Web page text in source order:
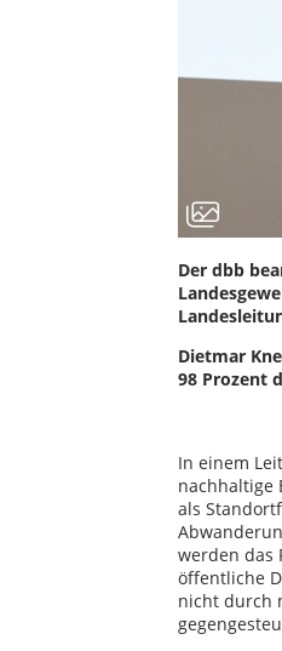
Der dbb
Dietmar
98 Prozent
In einem
nachhaltige
als
werden das
öffentliche
nicht durch